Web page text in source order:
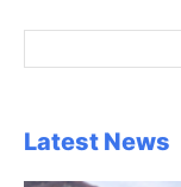
Latest News